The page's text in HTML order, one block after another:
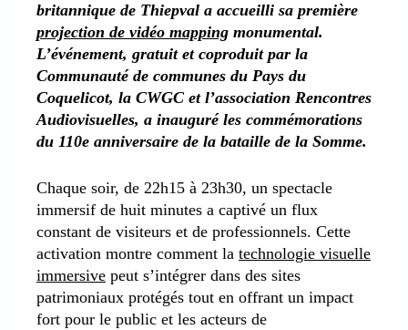
britannique de Thiepval a accueilli sa première
projection de vidéo mapping monumental.
L’événement, gratuit et coproduit par la
Communauté de communes du Pays du
Coquelicot, la CWGC et l’association Rencontres
Audiovisuelles, a inauguré les commémorations
du 110e anniversaire de la bataille de la Somme.
Chaque soir, de 22h15 à 23h30, un spectacle
immersif de huit minutes a captivé un flux
constant de visiteurs et de professionnels. Cette
activation montre comment la technologie visuelle
immersive peut s’intégrer dans des sites
patrimoniaux protégés tout en offrant un impact
fort pour le public et les acteurs de